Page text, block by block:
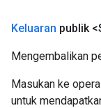
Keluaran publik
Mengembalikan
Masukan ke
untuk